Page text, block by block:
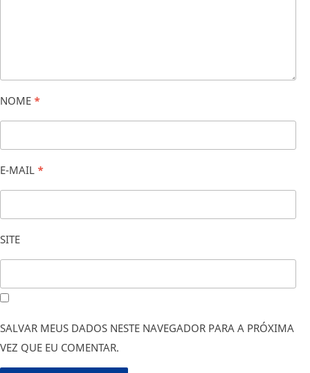
NOME *
E-MAIL *
SITE
SALVAR MEUS DADOS NESTE NAVEGADOR PARA A PRÓXIMA
VEZ QUE EU COMENTAR.